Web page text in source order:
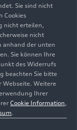
zur
Sie sind nicht
Cookies
nicht erteilen,
nicht
anhand der unten
Sie können Ihre
des Widerrufs
beachten Sie bitte
Webseite. Weitere
Ihrer
Cookie Information,
.